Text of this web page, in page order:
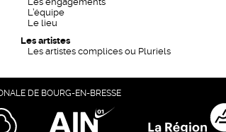
L’équipe
Le lieu
Les artistes
Les artistes complices ou Pluriels
DE BOURG-EN-BRESSE